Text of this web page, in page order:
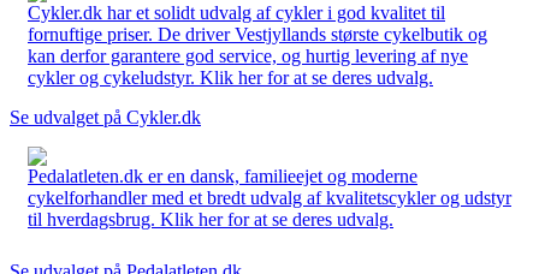
Cykler.dk har et solidt udvalg af cykler i god kvalitet til
fornuftige priser. De driver Vestjyllands største cykelbutik og
kan derfor garantere god service, og hurtig levering af nye
cykler og cykeludstyr. Klik her for at se deres udvalg.
Se udvalget på Cykler.dk
Pedalatleten.dk er en dansk, familieejet og moderne
cykelforhandler med et bredt udvalg af kvalitetscykler og udstyr
til hverdagsbrug. Klik her for at se deres udvalg.